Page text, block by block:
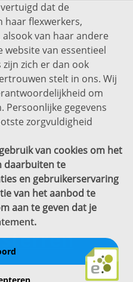
dat de
haar flexwerkers,
van haar andere
website van essentieel
zich er dan ook
stelt in ons. Wij
om
Persoonlijke gegevens
zorgvuldigheid
van cookies om het
daarbuiten te
en gebruikerservaring
van het aanbod te
aan te geven dat je
.